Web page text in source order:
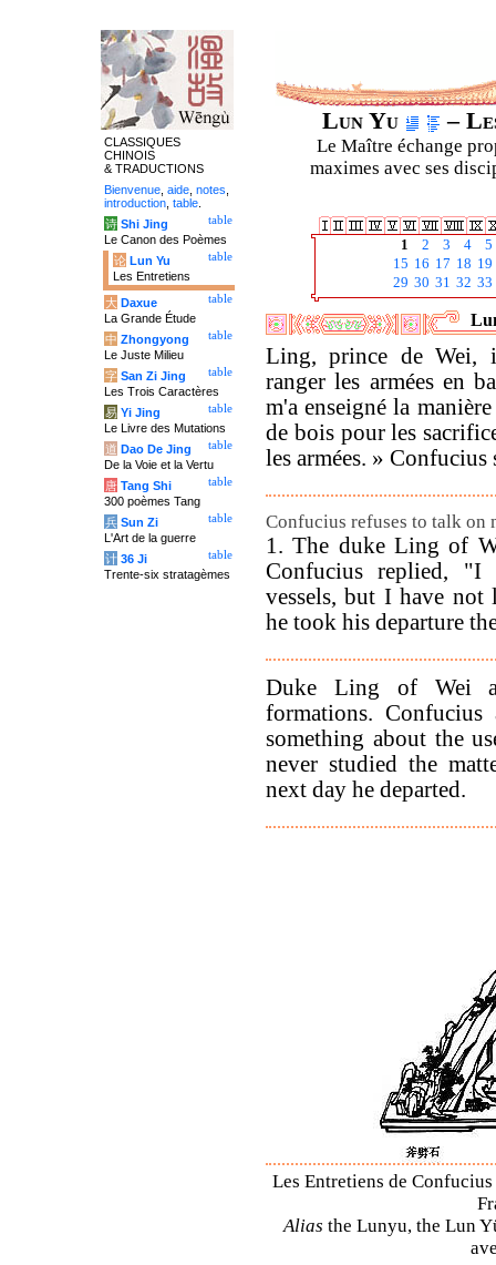
Lun Yu –
Le Maître échange
maximes avec ses
1 2 3 4
5
15 16 17 18 19
29 30 31 32 33
Ling, prince de Wei,
ranger les armées en
m'a enseigné la
de bois pour les
les armées. »
Confucius refuses to talk
1. The duke Ling of
Confucius replied, "I
vessels, but I have not
he took his departure
Duke Ling of Wei
formations. Confucius
something about the
never studied the
next day he departed.
Les Entretiens de
Alias the Lunyu, the Lun
CLASSIQUES
CHINOIS
& TRADUCTIONS
Bienvenue aide notes
introduction table
table
诗 Shi Jing
Le Canon des Poèmes
table
论 Lun Yu
Les Entretiens
table
大 Daxue
La Grande Étude
table
中 Zhongyong
Le Juste Milieu
table
字 San Zi Jing
Les Trois Caractères
table
易 Yi Jing
Le Livre des Mutations
table
道 Dao De Jing
De la Voie et la Vertu
table
唐 Tang Shi
300 poèmes Tang
table
兵 Sun Zi
L'Art de la guerre
table
计 36 Ji
Trente-six stratagèmes